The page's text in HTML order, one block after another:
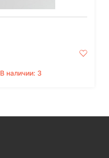
В наличии: 3